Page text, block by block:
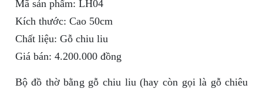
Mã sản phẩm: LH04
Kích thước: Cao 50cm
Chất liệu: Gỗ chiu liu
Giá bán: 4.200.000 đồng
Bộ đồ thờ bằng gỗ chiu liu (hay còn gọi là gỗ chiêu